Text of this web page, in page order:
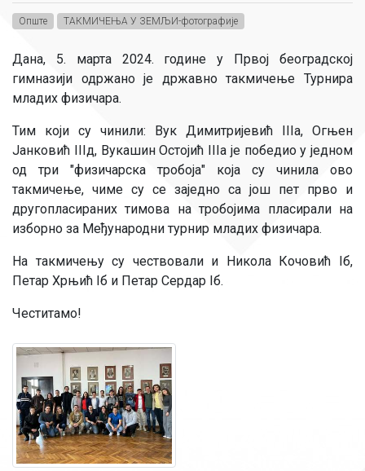
Опште ТАКМИЧЕЊА У ЗЕМЉИ-фотографије
Дана, 5. марта 2024. године у Првој београдској
гимназији одржано је државно такмичење Турнира
младих физичара.
Тим који су чинили: Вук Димитријевић IIIa, Огњен
Јанковић IIIд, Вукашин Остојић IIIa је победио у једном
од три "физичарска тробоја" која су чинила ово
такмичење, чиме су се заједно са још пет прво и
другопласираних тимова на тробојима пласирали на
изборно за Међународни турнир младих физичара.
На такмичењу су чествовали и Никола Кочовић Iб,
Петар Хрњић Iб и Петар Сердар Iб.
Честитамо!